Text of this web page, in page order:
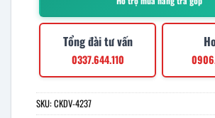
Tổng đài tư vấn
0337.644.110
SKU:CKDV-4237